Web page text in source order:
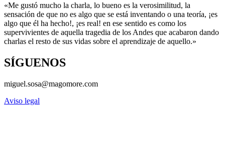
«Me gustó mucho la charla, lo bueno es la verosimilitud, la
sensación de que no es algo que se está inventando o una teoría, ¡es
algo que él ha hecho!, ¡es real! en ese sentido es como los
supervivientes de aquella tragedia de los Andes que acabaron dando
charlas el resto de sus vidas sobre el aprendizaje de aquello.»
SÍGUENOS
miguel.sosa@magomore.com
Aviso legal